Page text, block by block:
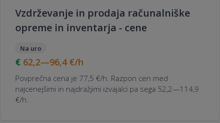
Vzdrževanje in prodaja računalniške
opreme in inventarja - cene
Na uro
62,2—96,4 €/h
Povprečna cena je 77,5 €/h. Razpon cen med
najcenejšimi in najdražjimi izvajalci pa sega 52,2—114,9
€/h.